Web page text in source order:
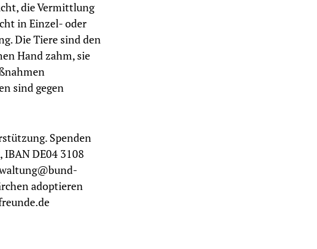
die Vermittlung
in Einzel- oder
Die Tiere sind den
Hand zahm, sie
sind gegen
Spenden
DE04 3108
adoptieren